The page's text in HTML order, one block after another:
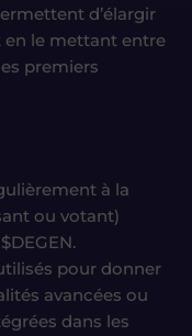
d’élargir
en le mettant entre
premiers
à la
ou votant)
pour donner
avancées ou
dans les